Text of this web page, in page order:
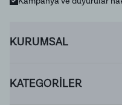
KURUMSAL
KATEGORİLER